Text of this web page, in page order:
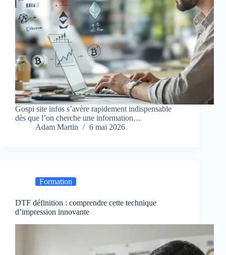
Gospi site infos s’avère rapidement indispensable
dès que l’on cherche une information…
Adam Martin
6 mai 2026
Formation
DTF définition : comprendre cette technique
d’impression innovante